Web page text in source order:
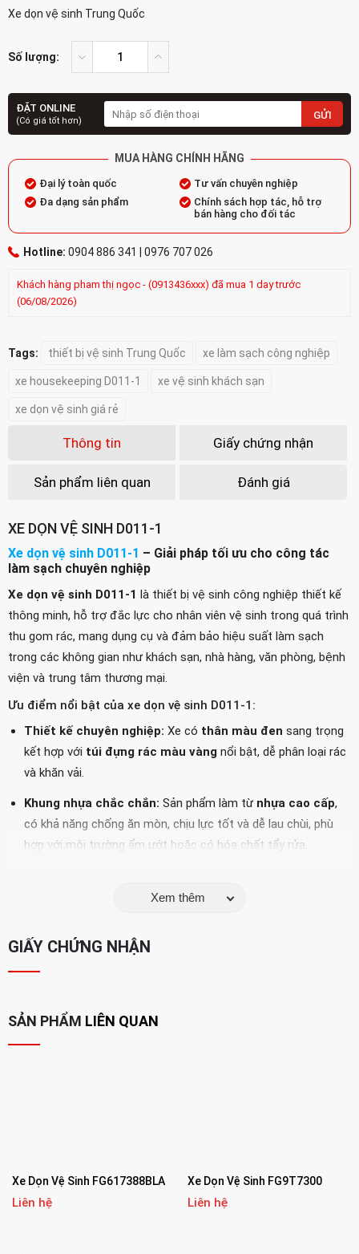
Xe dọn vệ sinh Trung Quốc
Số lượng:
ĐẶT ONLINE
(Có giá tốt hơn) GỬI
MUA HÀNG CHÍNH HÃNG
Đại lý toàn quốc
Tư vấn chuyên nghiệp
Đa dạng sản phẩm
Chính sách hợp tác, hỗ trợ
bán hàng cho đối tác
Hotline: 0904 886 341 | 0976 707 026
Khách hàng pham thị ngọc - (0913436xxx) đã mua 1 day trước
(06/08/2026)
Tags: thiết bị vệ sinh Trung Quốc xe làm sạch công nghiệp
xe housekeeping D011-1 xe vệ sinh khách sạn
xe dọn vệ sinh giá rẻ
Thông tin Giấy chứng nhận
Sản phẩm liên quan Đánh giá
XE DỌN VỆ SINH D011-1
Xe dọn vệ sinh D011-1 – Giải pháp tối ưu cho công tác
làm sạch chuyên nghiệp
Xe dọn vệ sinh D011-1 là thiết bị vệ sinh công nghiệp thiết kế
thông minh, hỗ trợ đắc lực cho nhân viên vệ sinh trong quá trình
thu gom rác, mang dụng cụ và đảm bảo hiệu suất làm sạch
trong các không gian như khách sạn, nhà hàng, văn phòng, bệnh
viện và trung tâm thương mại.
Ưu điểm nổi bật của xe dọn vệ sinh D011-1:
Thiết kế chuyên nghiệp: Xe có thân màu đen sang trọng
kết hợp với túi đựng rác màu vàng nổi bật, dễ phân loại rác
và khăn vải.
Khung nhựa chắc chắn: Sản phẩm làm từ nhựa cao cấp,
có khả năng chống ăn mòn, chịu lực tốt và dễ lau chùi, phù
hợp với môi trường ẩm ướt hoặc có hóa chất tẩy rửa.
di chuyển nhẹ nhàng, không gây trầy xước sàn nhà, không
Kích thước tiêu chuẩn:
dàng đi qua hành lang, cửa thang máy, tiết kiệm diện tích khi
Thông số kỹ thuật:
Xuất xứ:
Xem thêm
GIẤY CHỨNG NHẬN
SẢN PHẨM LIÊN QUAN
Xe Dọn Vệ Sinh FG617388BLA
Liên hệ
Xe Dọn Vệ Sinh FG9T7300
Liên hệ